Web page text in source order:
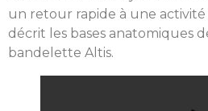
un retour rapide à une
décrit les bases anatomiques
bandelette Altis.